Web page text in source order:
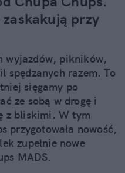
przy
wyjazdów, pikników,
spędzanych razem. To
sięgamy po
ze sobą w drogę i
z bliskimi. W tym
przygotowała nowość,
zupełnie nowe
MADS.